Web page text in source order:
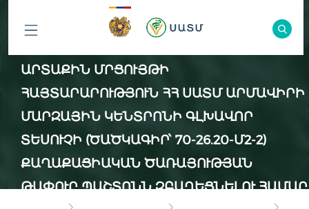
ԲՈԼՈՐ
ԲԱԺԻՆՆԵՐԸ
ԱՐՏԱՔԻՆ ՄՐՑՈՒՅԹԻ
ՀԱՅՏԱՐԱՐՈՒԹՅՈՒՆ ՀՀ ՍԱՏՄ ԱՐՄԱՎԻՐԻ
ՄԱՐԶԱՅԻՆ ԿԵՆՏՐՈՆԻ ԳԼԽԱՎՈՐ
ՏԵՍՈՒՉԻ (ԾԱԾԿԱԳԻՐ՝ 70-26.20-Մ2-2)
ՔԱՂԱՔԱՑԻԱԿԱՆ ԾԱՌԱՅՈՒԹՅԱՆ
ԹԱՓՈՒՐ ՊԱՇՏՈՆՆ ԶԲԱՂԵՑՆԵԼՈՒ ՀԱՄԱՐ